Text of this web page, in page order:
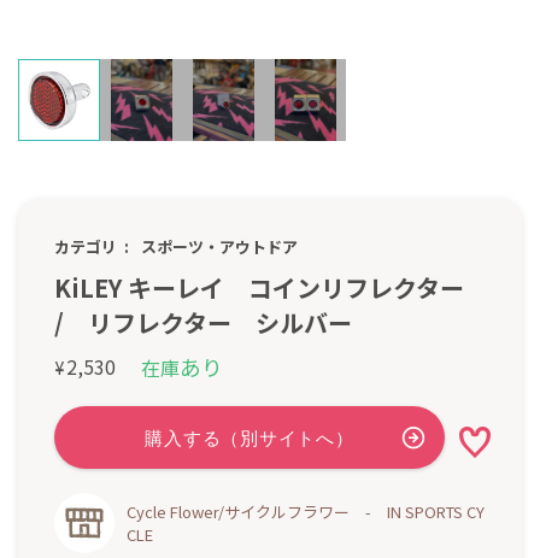
カテゴリ スポーツ・アウトドア
KiLEY キーレイ コインリフレクター
/ リフレクター シルバー
¥2,530 在庫あり
Cycle Flower/サイクルフラワー - IN SPORTS CY
CLE